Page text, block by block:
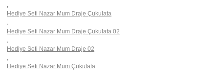
,
Hediye Seti Nazar Mum Draje Çukulata
,
Hediye Seti Nazar Mum Draje Çukulata 02
Hediye Seti Nazar Mum Draje 02
,
Hediye Seti Nazar Mum Çukulata